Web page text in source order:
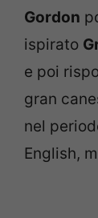
Gordon
ispirato
e poi
gran
nel
English,